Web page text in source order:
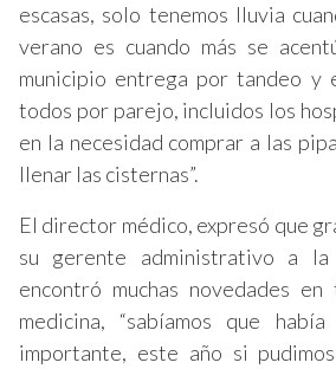
escasas, solo tenemos lluvia
verano es cuando más se
municipio entrega por tandeo y
todos por parejo, incluidos los
en la necesidad comprar a las
llenar las cisternas”.
El director médico, expresó que
su gerente administrativo a
encontró muchas novedades
medicina, “sabíamos que
importante, este año si